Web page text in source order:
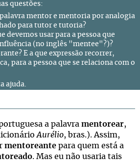
questões:
palavra mentor e mentoria por analogia
para tutor e tutoria?
devemos usar para a pessoa que
(no inglês "mentee"?)?
E a que expressão recorrer,
para a pessoa que se relaciona com o
ajuda.
a palavra mentorear,
Aurélio, bras.). Assim,
mentoreante para quem está a
. Mas eu não usaria tais